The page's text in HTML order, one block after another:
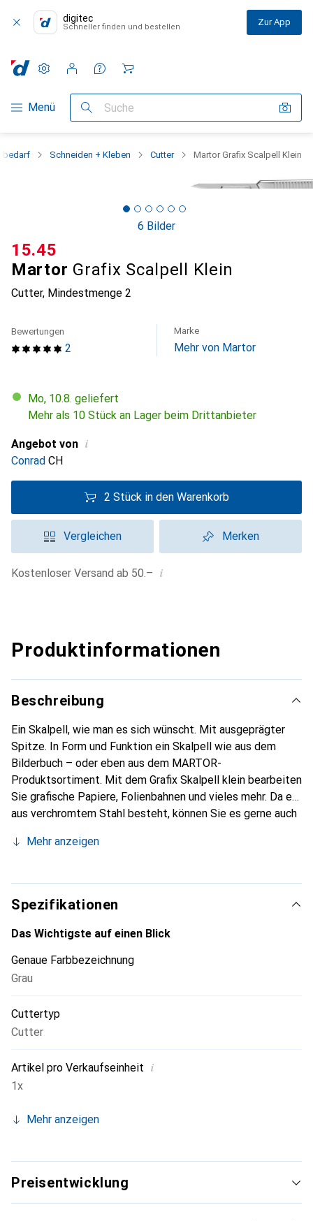
digitec
Schneller finden und bestellen Zur App
Navigation nach Kategorien
Menü Suche
Einstellungen
Kundenkonto
Vergleichslisten
Merklisten
Warenkorb
Schneiden + Kleben Cutter Martor Grafix Scalpell Klein
6 Bilder
Martor Grafix Scalpell Klein
Cutter, Mindestmenge 2
CHF
15.45
2
Bewertungen Marke
Mehr von Martor
Mo, 10.8. geliefert
Mehr als 10 Stück an Lager beim Drittanbieter
Angebot von i
Conrad CH
2 Stück in den Warenkorb
Vergleichen Merken
Kostenloser Versand ab 50.– i
Produktinformationen
Beschreibung
Ein Skalpell, wie man es sich wünscht. Mit ausgeprägter
Spitze. In Form und Funktion ein Skalpell wie aus dem
Bilderbuch – oder eben aus dem MARTOR-
Produktsortiment. Mit dem Grafix Skalpell klein bearbeiten
Sie grafische Papiere, Folienbahnen und vieles mehr. Da es
aus verchromtem Stahl besteht, können Sie es gerne auch
kleine Skalpellklinge mit ausgeprägter Spitze montiert.
Mehr anzeigen
Spezifikationen
Das Wichtigste auf einen Blick
Genaue Farbbezeichnung
Grau
Cuttertyp
Cutter
Artikel pro Verkaufseinheit i
1x
Mehr anzeigen
Preisentwicklung